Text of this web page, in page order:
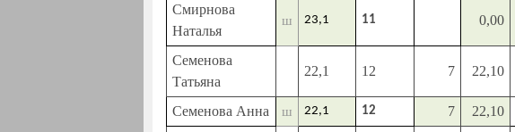
Смирнова
Наталья
ш 23,1 11 0,00
Семенова
Татьяна
22,1 12 7 22,10
Семенова Анна ш 22,1 12 7 22,10